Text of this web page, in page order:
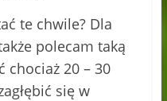
te chwile? Dla
polecam taką
chociaż 20 – 30
się w